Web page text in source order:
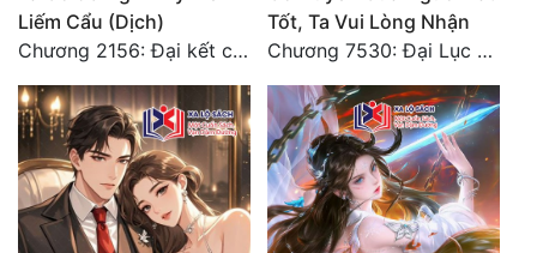
Tu Chân
Tội Phạm
Vô Địch
Võ Hiệp
Liếm Cẩu (Dịch)
Chương 2156: Đại kết cục!!!
Tốt, Ta Vui Lòng Nhận
Chương 7530: Đại Lục Khởi Nguyên – Kiến Thành 71